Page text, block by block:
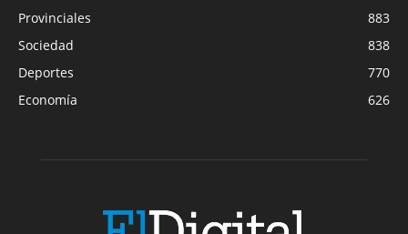
Provinciales
883
Sociedad
838
Deportes
770
Economía
626